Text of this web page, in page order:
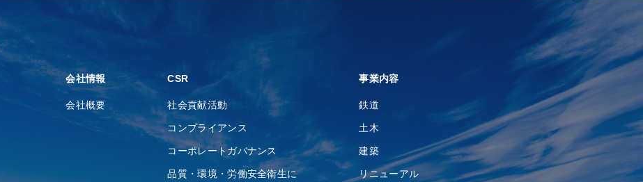
会社情報
会社概要
CSR
社会貢献活動
コンプライアンス
コーポレートガバナンス
品質・環境・労働安全衛⽣に
事業内容
鉄道
土木
建築
リニューアル